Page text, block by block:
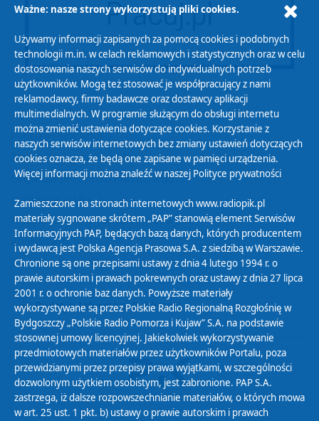
Polityka Prywatności
Zasady korzystania z Serwisu
Organizacje Pożytku Publicznego
Cyfryzacja DAB+
Polityka ochrony danych osobowych
Abonament
Zamówienia publiczne
Biuletyn Informacji Publicznej
Ważne: nasze strony wykorzystują pliki cookies.
Używamy informacji zapisanych za pomocą cookies i podobnych
technologii m.in. w celach reklamowych i statystycznych oraz w celu
dostosowania naszych serwisów do indywidualnych potrzeb
użytkowników. Mogą też stosować je współpracujący z nami
reklamodawcy, firmy badawcze oraz dostawcy aplikacji
multimedialnych. W programie służącym do obsługi internetu
można zmienić ustawienia dotyczące cookies. Korzystanie z
naszych serwisów internetowych bez zmiany ustawień dotyczących
cookies oznacza, że będą one zapisane w pamięci urządzenia.
Więcej informacji można znaleźć w naszej Polityce prywatności
Zamieszczone na stronach internetowych www.radiopik.pl
materiały sygnowane skrótem „PAP” stanowią element Serwisów
Informacyjnych PAP, będących bazą danych, których producentem
i wydawcą jest Polska Agencja Prasowa S.A. z siedzibą w Warszawie.
Chronione są one przepisami ustawy z dnia 4 lutego 1994 r. o
prawie autorskim i prawach pokrewnych oraz ustawy z dnia 27 lipca
2001 r. o ochronie baz danych. Powyższe materiały
wykorzystywane są przez Polskie Radio Regionalną Rozgłośnię w
Bydgoszczy „Polskie Radio Pomorza i Kujaw” S.A. na podstawie
stosownej umowy licencyjnej. Jakiekolwiek wykorzystywanie
przedmiotowych materiałów przez użytkowników Portalu, poza
przewidzianymi przez przepisy prawa wyjątkami, w szczególności
dozwolonym użytkiem osobistym, jest zabronione. PAP S.A.
zastrzega, iż dalsze rozpowszechnianie materiałów, o których mowa
w art. 25 ust. 1 pkt. b) ustawy o prawie autorskim i prawach